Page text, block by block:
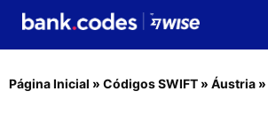
Página Inicial » Códigos SWIFT » Áustria »